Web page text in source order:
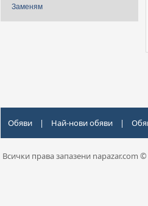
Заменям
Обяви | Най-нови обяви |
Всички права запазени napazar.com ©